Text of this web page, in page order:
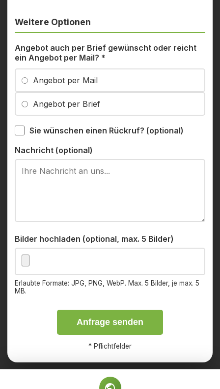
Weitere Optionen
Angebot auch per Brief gewünscht oder reicht
ein Angebot per Mail? *
Angebot per Mail
Angebot per Brief
Sie wünschen einen Rückruf? (optional)
Nachricht (optional)
Bilder hochladen (optional, max. 5 Bilder)
Erlaubte Formate: JPG, PNG, WebP. Max. 5 Bilder, je max. 5
MB.
Anfrage senden
* Pflichtfelder